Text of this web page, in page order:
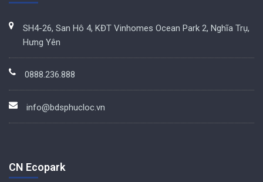
SH4-26, San Hô 4, KĐT Vinhomes Ocean Park 2, Nghĩa Trụ,
Hưng Yên
0888.236.888
info@bdsphucloc.vn
CN Ecopark